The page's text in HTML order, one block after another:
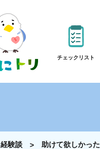
チェックリスト
経験談 助けて欲しかった